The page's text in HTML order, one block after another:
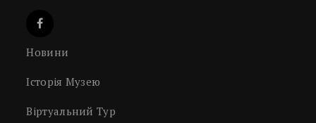
Новини
Історія Музею
Віртуальний Тур